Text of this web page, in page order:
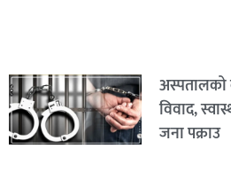
अस्पतालको
विवाद,
जना पक्राउ